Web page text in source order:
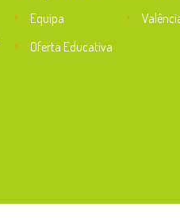
Equipa
Oferta Educativa